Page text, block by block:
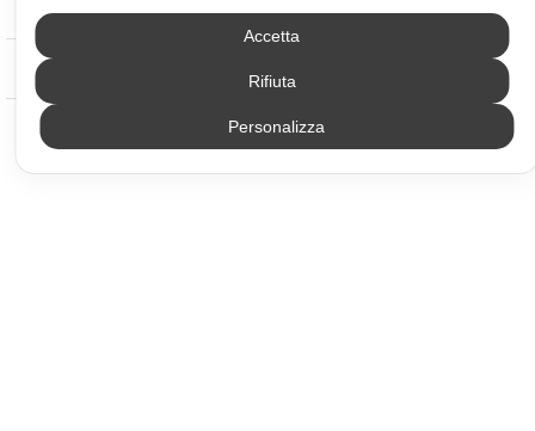
Shop
© 2026 PlayOptions.
Accetta
Rifiuta
Personalizza